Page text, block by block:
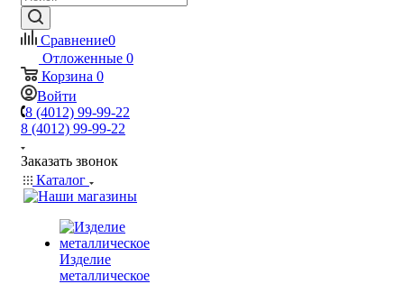
Сравнение0
Отложенные 0
Корзина 0
Войти
8 (4012) 99-99-22
8 (4012) 99-99-22
Заказать звонок
Каталог
Изделие
металлическое